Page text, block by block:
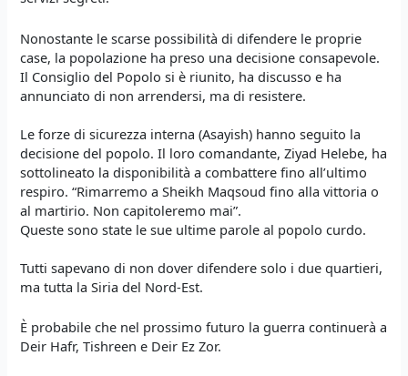
Nonostante le scarse possibilità di difendere le proprie
case, la popolazione ha preso una decisione consapevole.
Il Consiglio del Popolo si è riunito, ha discusso e ha
annunciato di non arrendersi, ma di resistere.
Le forze di sicurezza interna (Asayish) hanno seguito la
decisione del popolo. Il loro comandante, Ziyad Helebe, ha
sottolineato la disponibilità a combattere fino all’ultimo
respiro. “Rimarremo a Sheikh Maqsoud fino alla vittoria o
al martirio. Non capitoleremo mai”.
Queste sono state le sue ultime parole al popolo curdo.
Tutti sapevano di non dover difendere solo i due quartieri,
ma tutta la Siria del Nord-Est.
È probabile che nel prossimo futuro la guerra continuerà a
Deir Hafr, Tishreen e Deir Ez Zor.